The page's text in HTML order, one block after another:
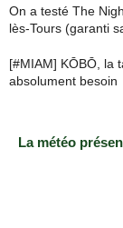
On a testé The
lès-Tours (garanti
[#MIAM] KŌBŌ, la
absolument besoin
La météo